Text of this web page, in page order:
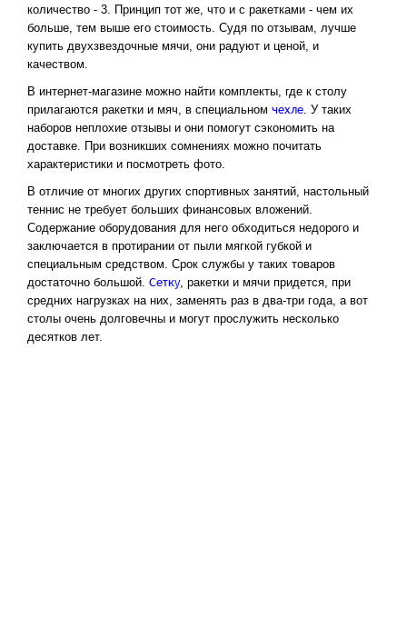
количество - 3. Принцип тот же, что и с ракетками - чем их
больше, тем выше его стоимость. Судя по отзывам, лучше
купить двухзвездочные мячи, они радуют и ценой, и
качеством.
В интернет-магазине можно найти комплекты, где к столу
прилагаются ракетки и мяч, в специальном чехле. У таких
наборов неплохие отзывы и они помогут сэкономить на
доставке. При возникших сомнениях можно почитать
характеристики и посмотреть фото.
В отличие от многих других спортивных занятий, настольный
теннис не требует больших финансовых вложений.
Содержание оборудования для него обходиться недорого и
заключается в протирании от пыли мягкой губкой и
специальным средством. Срок службы у таких товаров
достаточно большой. Сетку, ракетки и мячи придется, при
средних нагрузках на них, заменять раз в два-три года, а вот
столы очень долговечны и могут прослужить несколько
десятков лет.